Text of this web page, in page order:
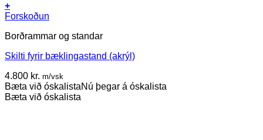
+
Forskoðun
Borðrammar og standar
Skilti fyrir bæklingastand (akrýl)
4.800 kr. m/vsk
Bæta við óskalistaNú þegar á óskalista
Bæta við óskalista